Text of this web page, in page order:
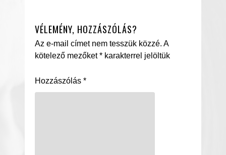
VÉLEMÉNY, HOZZÁSZÓLÁS?
Az e-mail címet nem tesszük közzé. A
kötelező mezőket* karakterrel jelöltük
Hozzászólás *